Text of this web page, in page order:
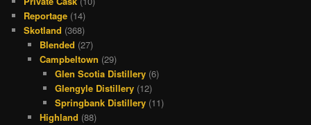
Reportage (14)
Skotland (368)
Blended (27)
Campbeltown (29)
Glen Scotia Distillery (6)
Glengyle Distillery (12)
Springbank Distillery (11)
Highland (88)